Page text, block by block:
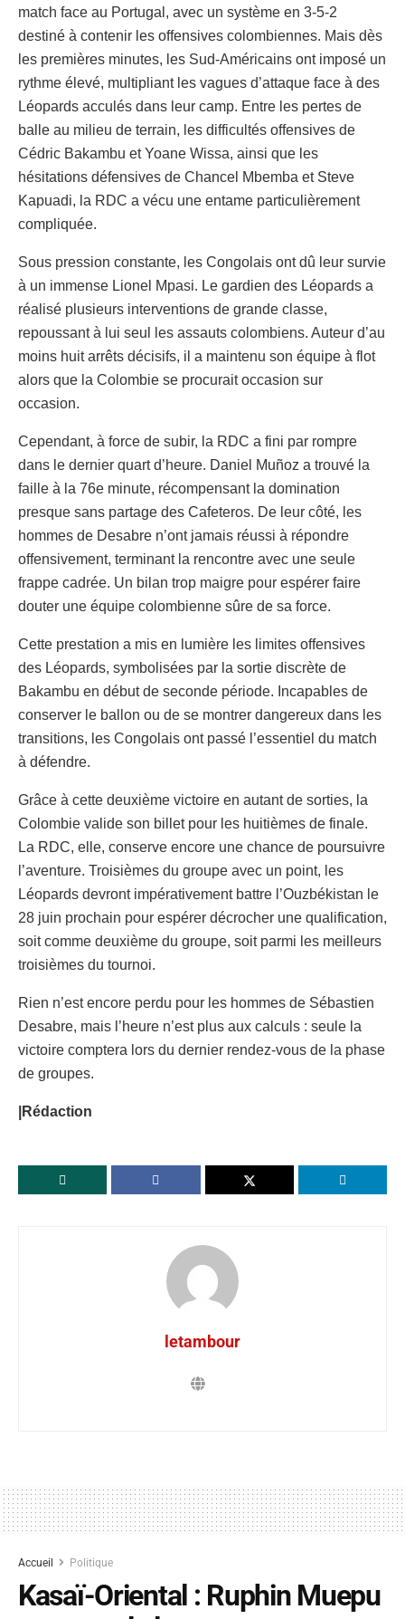
match face au Portugal, avec un système en 3-5-2
destiné à contenir les offensives colombiennes. Mais dès
les premières minutes, les Sud-Américains ont imposé un
rythme élevé, multipliant les vagues d’attaque face à des
Léopards acculés dans leur camp. Entre les pertes de
balle au milieu de terrain, les difficultés offensives de
Cédric Bakambu et Yoane Wissa, ainsi que les
hésitations défensives de Chancel Mbemba et Steve
Kapuadi, la RDC a vécu une entame particulièrement
compliquée.
Sous pression constante, les Congolais ont dû leur survie
à un immense Lionel Mpasi. Le gardien des Léopards a
réalisé plusieurs interventions de grande classe,
repoussant à lui seul les assauts colombiens. Auteur d’au
moins huit arrêts décisifs, il a maintenu son équipe à flot
alors que la Colombie se procurait occasion sur
occasion.
Cependant, à force de subir, la RDC a fini par rompre
dans le dernier quart d’heure. Daniel Muñoz a trouvé la
faille à la 76e minute, récompensant la domination
presque sans partage des Cafeteros. De leur côté, les
hommes de Desabre n’ont jamais réussi à répondre
offensivement, terminant la rencontre avec une seule
frappe cadrée. Un bilan trop maigre pour espérer faire
douter une équipe colombienne sûre de sa force.
Cette prestation a mis en lumière les limites offensives
des Léopards, symbolisées par la sortie discrète de
Bakambu en début de seconde période. Incapables de
conserver le ballon ou de se montrer dangereux dans les
transitions, les Congolais ont passé l’essentiel du match
à défendre.
Grâce à cette deuxième victoire en autant de sorties, la
Colombie valide son billet pour les huitièmes de finale.
La RDC, elle, conserve encore une chance de poursuivre
l’aventure. Troisièmes du groupe avec un point, les
Léopards devront impérativement battre l’Ouzbékistan le
28 juin prochain pour espérer décrocher une qualification,
soit comme deuxième du groupe, soit parmi les meilleurs
troisièmes du tournoi.
Rien n’est encore perdu pour les hommes de Sébastien
Desabre, mais l’heure n’est plus aux calculs : seule la
victoire comptera lors du dernier rendez-vous de la phase
de groupes.
|Rédaction
letambour
Accueil Politique
Kasaï-Oriental : Ruphin Muepu